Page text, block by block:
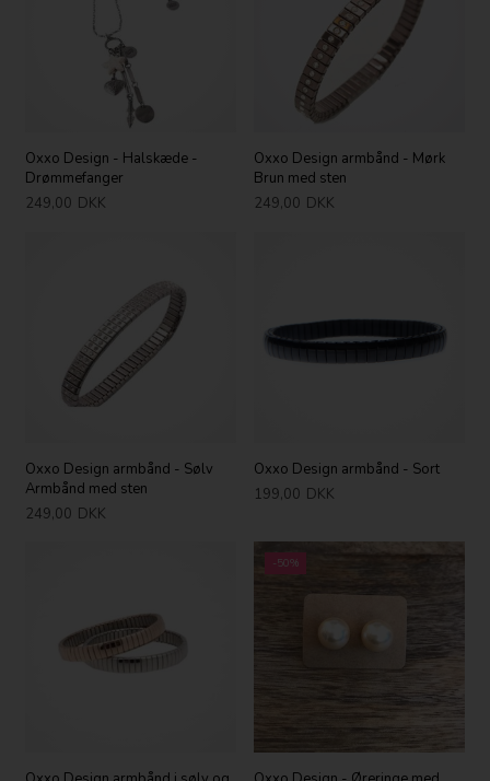
Oxxo Design - Halskæde -
Drømmefanger
249,00 DKK
Oxxo Design armbånd - Mørk
Brun med sten
249,00 DKK
Oxxo Design armbånd - Sølv
Armbånd med sten
249,00 DKK
Oxxo Design armbånd - Sort
199,00 DKK
-50%